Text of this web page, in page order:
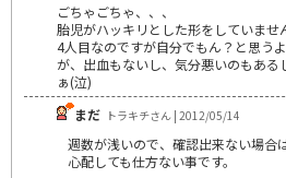
ごちゃごちゃ、、、
胎児がハッキリとした形をしていませ
4人目なのですが自分でもん？と思う
が、出血もないし、気分悪いのもあ
ぁ(泣)
まだ トラキチさん | 2012/05/14
週数が浅いので、確認出来ない場合
心配しても仕方ない事です。